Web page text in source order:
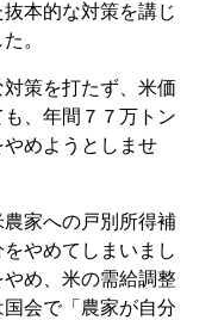
本的な対策を講じ
。
策を打たず、米価
、年間７７万トン
めようとしませ
家への戸別所得補
やめてしまいまし
め、米の需給調整
会で「農家が自分